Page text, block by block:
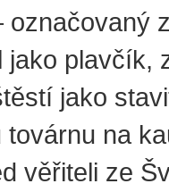
označovaný
plavčík,
jako
na
věřiteli ze